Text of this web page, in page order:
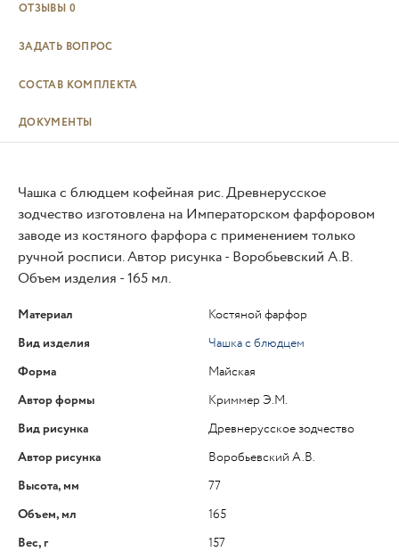
ОТЗЫВЫ 0
ЗАДАТЬ ВОПРОС
СОСТАВ КОМПЛЕКТА
ДОКУМЕНТЫ
Чашка с блюдцем кофейная рис. Древнерусское
зодчество изготовлена на Императорском фарфоровом
заводе из костяного фарфора с применением только
ручной росписи. Автор рисунка - Воробьевский А.В.
Объем изделия - 165 мл.
Материал
Костяной фарфор
Вид изделия
Чашка с блюдцем
Форма
Майская
Автор формы
Криммер Э.М.
Вид рисунка
Древнерусское зодчество
Автор рисунка
Воробьевский А.В.
Высота, мм
77
Объем, мл
165
Вес, г
157